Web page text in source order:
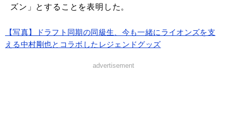
ズン」とすることを表明した。
【写真】ドラフト同期の同級生、今も一緒にライオンズを支
える中村剛也とコラボしたレジェンドグッズ
advertisement